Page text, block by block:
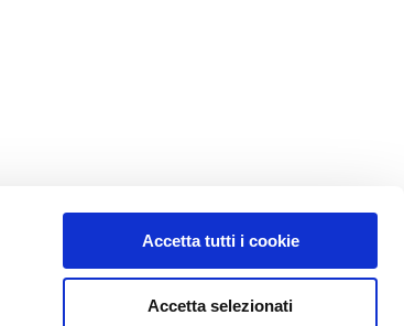
Accetta tutti i cookie
Accetta selezionati